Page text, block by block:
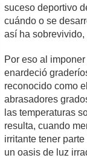
suceso deportivo
cuándo o se
así ha
Por eso al
enardeció
reconocido como
abrasadores
las temperaturas
resulta, cuando
irritante tener
un oasis de luz